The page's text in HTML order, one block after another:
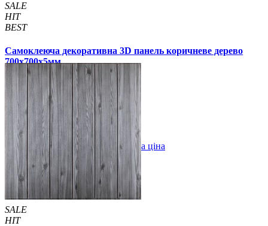
SALE
HIT
BEST
Самоклеюча декоративна 3D панель коричневе дерево
700x700x5мм
99 грн. 160 грн. /шт
1 відгуків
Купити В закладки Оптова ціна
SALE
HIT